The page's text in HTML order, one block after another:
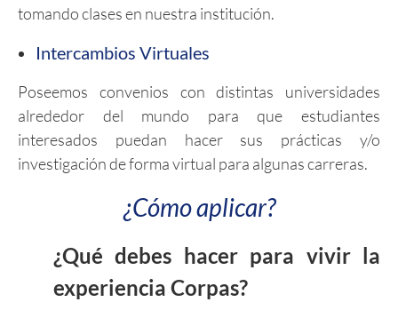
tomando clases en nuestra institución.
Intercambios Virtuales
Poseemos convenios con distintas universidades
alrededor del mundo para que estudiantes
interesados puedan hacer sus prácticas y/o
investigación de forma virtual para algunas carreras.
¿Cómo aplicar?
¿Qué debes hacer para vivir la
experiencia Corpas?